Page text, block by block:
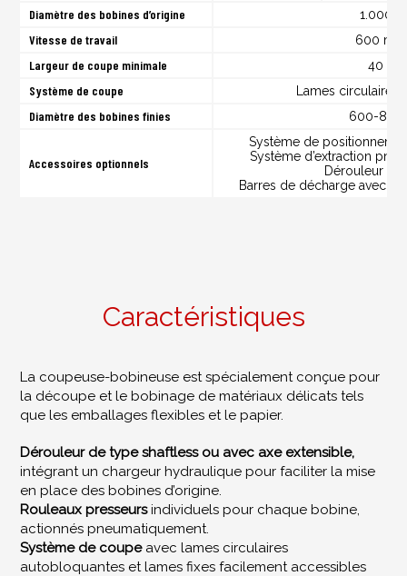
Diamètre des bobines d’origine 1.000
Vitesse de travail 600 m/
Largeur de coupe minimale 40
Système de coupe Lames circulaires
Diamètre des bobines finies 600-800
Accessoires optionnels
Système de
Système d’extraction
Dérouleur
Barres de décharge avec
Caractéristiques
La coupeuse-bobineuse est spécialement conçue pour
la découpe et le bobinage de matériaux délicats tels
que les emballages flexibles et le papier.
Dérouleur de type shaftless ou avec axe extensible,
intégrant un chargeur hydraulique pour faciliter la mise
en place des bobines d’origine.
Rouleaux presseursindividuels pour chaque bobine,
actionnés pneumatiquement.
Système de coupeavec lames circulaires
autobloquantes et lames fixes facilement accessibles